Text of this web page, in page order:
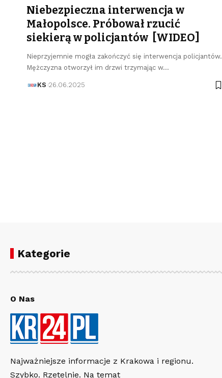
Niebezpieczna interwencja w
Małopolsce. Próbował rzucić
siekierą w policjantów [WIDEO]
Nieprzyjemnie mogła zakończyć się interwencja policjantów.
Mężczyzna otworzył im drzwi trzymając w…
KS 26.06.2025
Kategorie
O Nas
Najważniejsze informacje z Krakowa i regionu.
Szybko. Rzetelnie. Na temat